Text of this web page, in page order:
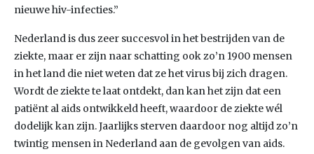
nieuwe hiv-infecties.”
Nederland is dus zeer succesvol in het bestrijden van de
ziekte, maar er zijn naar schatting ook zo’n 1900 mensen
in het land die niet weten dat ze het virus bij zich dragen.
Wordt de ziekte te laat ontdekt, dan kan het zijn dat een
patiënt al aids ontwikkeld heeft, waardoor de ziekte wél
dodelijk kan zijn. Jaarlijks sterven daardoor nog altijd zo’n
twintig mensen in Nederland aan de gevolgen van aids.